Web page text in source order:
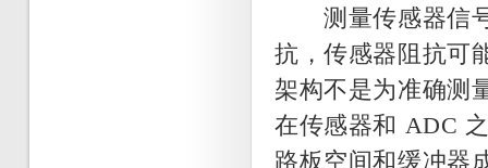
测量传感器信号
抗，传感器阻抗可
架构不是为准确测
在传感器和 ADC
路板空间和缓冲器